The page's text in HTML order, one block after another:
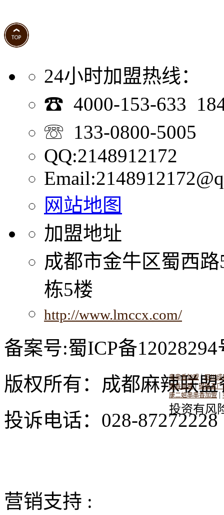
24小时加盟热线：
☎ 4000-153-633
☏ 133-0800-5005
QQ:2148912172
网站地图
加盟地址
成都市金牛区蜀西
栋5楼
http://www.lmccx.com/
串串香加盟 |四川成
串香加盟|钢管五厂
康二姐串串香加盟|
投资有风
备案号:蜀ICP备12028294
版权所有：成都麻辣联
投诉电话：028-
营销支持 :